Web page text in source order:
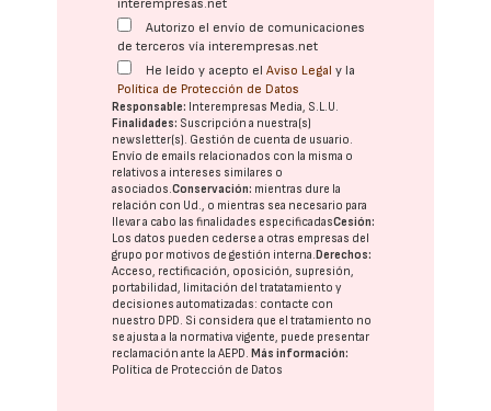
interempresas.net
Autorizo el envío de comunicaciones
de terceros vía interempresas.net
He leído y acepto elAviso Legal y la
Política de Protección de Datos
Responsable: Interempresas Media, S.L.U.
Finalidades: Suscripción a nuestra(s)
newsletter(s). Gestión de cuenta de usuario.
Envío de emails relacionados con la misma o
relativos a intereses similares o
asociados.Conservación: mientras dure la
relación con Ud., o mientras sea necesario para
llevar a cabo las finalidades especificadasCesión:
Los datos pueden cederse a otras empresas del
grupo por motivos de gestión interna. Derechos:
Acceso, rectificación, oposición, supresión,
portabilidad, limitación del tratatamiento y
decisiones automatizadas: contacte con
nuestro DPD. Si considera que el tratamiento no
se ajusta a la normativa vigente, puede presentar
reclamación ante laAEPD. Más información:
Política de Protección de Datos